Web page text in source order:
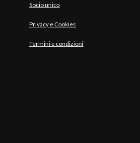
Socio unico
Privacy e Cookies
Termini e condizioni